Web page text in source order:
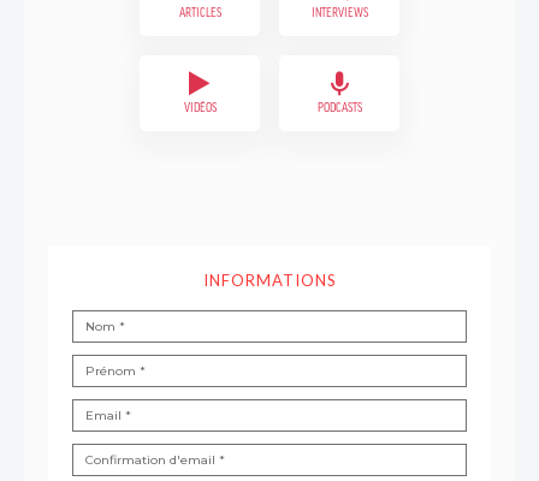
ARTICLES INTERVIEWS
VIDÉOS PODCASTS